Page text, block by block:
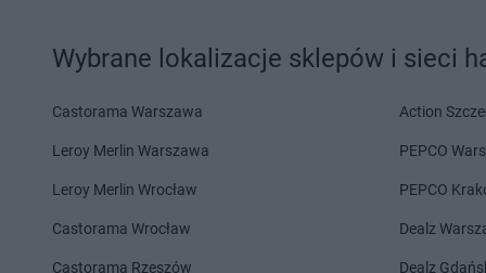
Hitpol
Rymanów
Hitpol
Rzepiennik
Hitpol Sieniawa
Hitpol Skomielna Czarna
Skrzyszów
Stary Sącz
Hitpol Święcany
Hitpol Tarnawa Górna
Tokarnia
Wybrane lokalizacje sklepów i sieci
Castorama Warszawa
Leroy Merlin Warszawa
Leroy Merlin Wrocław
Castorama Wrocław
Castorama Rzeszów
Action
PEPCO
PEPCO
Dealz
Dealz